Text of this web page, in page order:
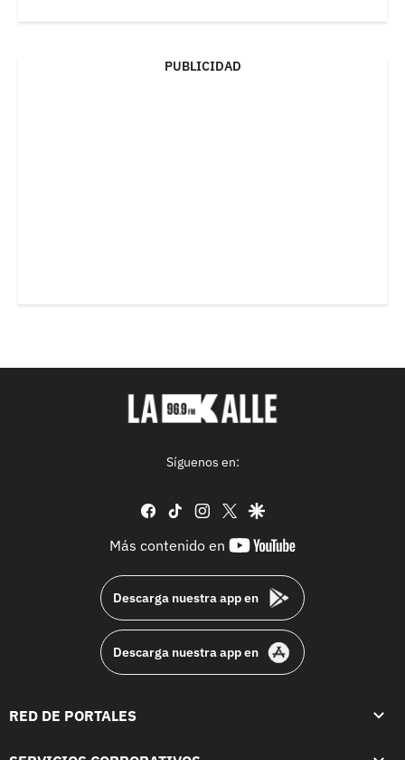
PUBLICIDAD
Síguenos en:
facebook
tiktok instagram
twittergoogle
Más contenido en
youtube-
Descarga nuestra app en
Descarga nuestra app en
RED DE PORTALES